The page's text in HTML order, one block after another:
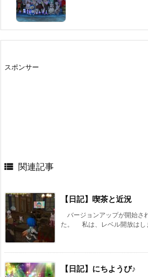
スポンサー
 関連記事
【日記】喫茶と近況
バージョンアップが開始さ
た。 私は、レベル開放はし
【日記】にちようび♪